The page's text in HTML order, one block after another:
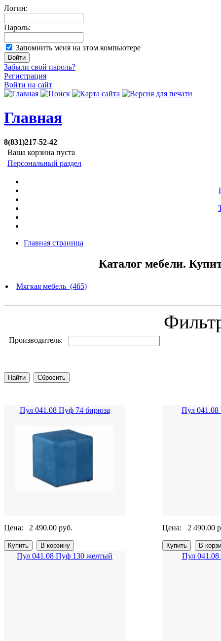
Логин:
Пароль:
Запомнить меня на этом компьютере
Забыли свой пароль?
Регистрация
Войти на сайт
Главная
8(831)217-52-42
Ваша корзина пуста
Персональный раздел
Главная страница
Каталог мебели.
Мягкая мебель (465)
Производитель:
Пул 041.08 Пуф 74 бирюза
Цена: 2 490.00 руб.
Пул
Цена: 2 490.00
Пул 041.08 Пуф 130 желтый Пул